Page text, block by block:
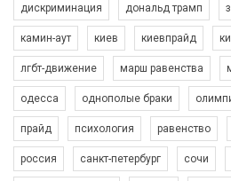
Емоційний та вражаючий промо-
представляє програму "Гей-альянс
насильству проти ЛГБТ в Україні.
Ми просимо вашої підтримки, щоб
програму з боротьби з
Якщо ти хочеш підтримати нас -
відео.
1.9K Просмотров 5
дискриминация дональд трамп
камин-аут киев киевпрайд
лгбт-движение марш равенства
одесса однополые браки
прайд психология равенство
россия санкт-петербург сочи